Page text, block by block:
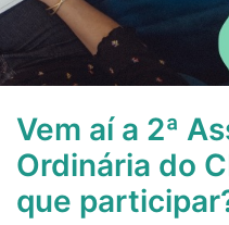
Vem aí a 2ª
Ordinária do
que